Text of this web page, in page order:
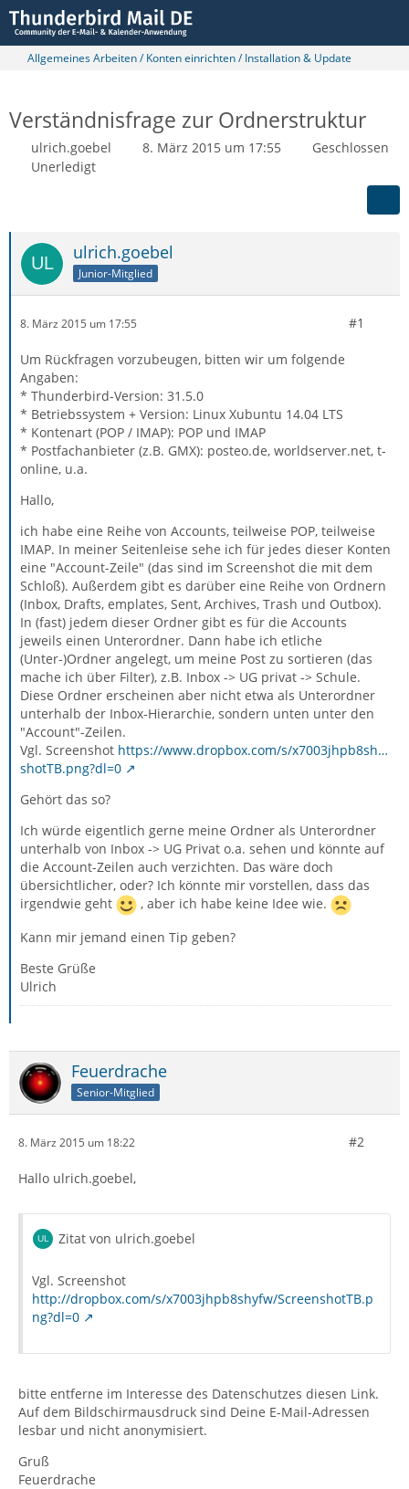
Allgemeines Arbeiten / Konten einrichten / Installation & Update
Verständnisfrage zur Ordnerstruktur
ulrich.goebel 8. März 2015 um 17:55
Geschlossen
Unerledigt
ulrich.goebel
Junior-Mitglied
8. März 2015 um 17:55 #1
Um Rückfragen vorzubeugen, bitten wir um folgende
Angaben:
* Thunderbird-Version: 31.5.0
* Betriebssystem + Version: Linux Xubuntu 14.04 LTS
* Kontenart (POP / IMAP): POP und IMAP
* Postfachanbieter (z.B. GMX): posteo.de, worldserver.net, t-
online, u.a.
Hallo,
ich habe eine Reihe von Accounts, teilweise POP, teilweise
IMAP. In meiner Seitenleise sehe ich für jedes dieser Konten
eine "Account-Zeile" (das sind im Screenshot die mit dem
Schloß). Außerdem gibt es darüber eine Reihe von Ordnern
(Inbox, Drafts, emplates, Sent, Archives, Trash und Outbox).
In (fast) jedem dieser Ordner gibt es für die Accounts
jeweils einen Unterordner. Dann habe ich etliche
(Unter-)Ordner angelegt, um meine Post zu sortieren (das
mache ich über Filter), z.B. Inbox -> UG privat -> Schule.
Diese Ordner erscheinen aber nicht etwa als Unterordner
unterhalb der Inbox-Hierarchie, sondern unten unter den
"Account"-Zeilen.
Vgl. Screenshot https://www.dropbox.com/s/x7003jhpb8sh…
shotTB.png?dl=0
Gehört das so?
Ich würde eigentlich gerne meine Ordner als Unterordner
unterhalb von Inbox -> UG Privat o.a. sehen und könnte auf
die Account-Zeilen auch verzichten. Das wäre doch
übersichtlicher, oder? Ich könnte mir vorstellen, dass das
irgendwie geht
, aber ich habe keine Idee wie.
Kann mir jemand einen Tip geben?
Beste Grüße
Ulrich
Feuerdrache
Senior-Mitglied
8. März 2015 um 18:22 #2
Hallo ulrich.goebel,
Zitat von ulrich.goebel
Vgl. Screenshot
http://dropbox.com/s/x7003jhpb8shyfw/ScreenshotTB.p
ng?dl=0
bitte entferne im Interesse des Datenschutzes diesen Link.
Auf dem Bildschirmausdruck sind Deine E-Mail-Adressen
lesbar und nicht anonymisiert.
Gruß
Feuerdrache